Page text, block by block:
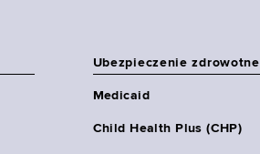
Ubezpieczenie zdrowotne
Medicaid
Child Health Plus (CHP)